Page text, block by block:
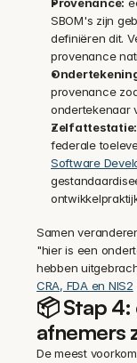
SBOM's zijn
definiëren dit.
provenance
provenance
ondertekenaar
Zelfattestatie:
Software
Samen
"hier is een
CRA, FDA en NIS2
📦 Stap
afnemers
De meest